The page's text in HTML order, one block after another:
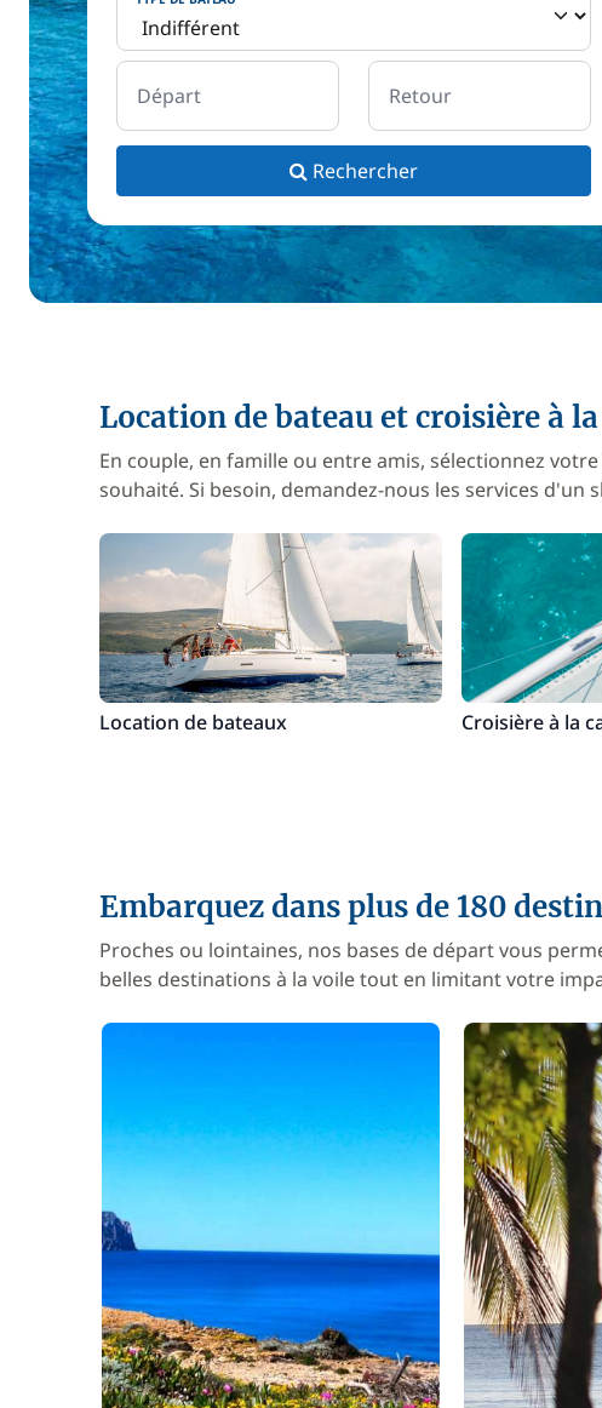
Départ Retour
Rechercher
Location de bateau et croisière à
En couple, en famille ou entre amis, sélectionnez
souhaité. Si besoin, demandez-nous les services d'un
Location de bateaux Croisière à la
Embarquez dans plus de 180
Proches ou lointaines, nos bases de départ vous
belles destinations à la voile tout en limitant votre